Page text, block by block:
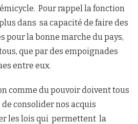
Pour rappel la fonction
dans sa capacité de faire des
pour la bonne marche du pays,
que par des empoignades
entre eux.
comme du pouvoir doivent tous
consolider nos acquis
les lois qui permettent la